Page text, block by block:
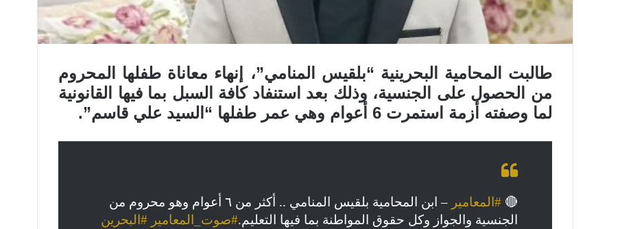
طالبت المحامية البحرينية “بلقيس المنامي”، إنهاء معاناة طفلها المحروم
من الحصول على الجنسية، وذلك بعد استنفاد كافة السبل بما فيها القانونية
لما وصفته أزمة استمرت 6 أعوام وهي عمر طفلها “السيد علي قاسم”.
🔴 #المعامير
– ابن المحامية بلقيس المنامي .. أكثر من ٦ أعوام وهو محروم من
الجنسية والجواز وكل حقوق المواطنة بما فيها التعليم.#صوت_المعامير #البحرين